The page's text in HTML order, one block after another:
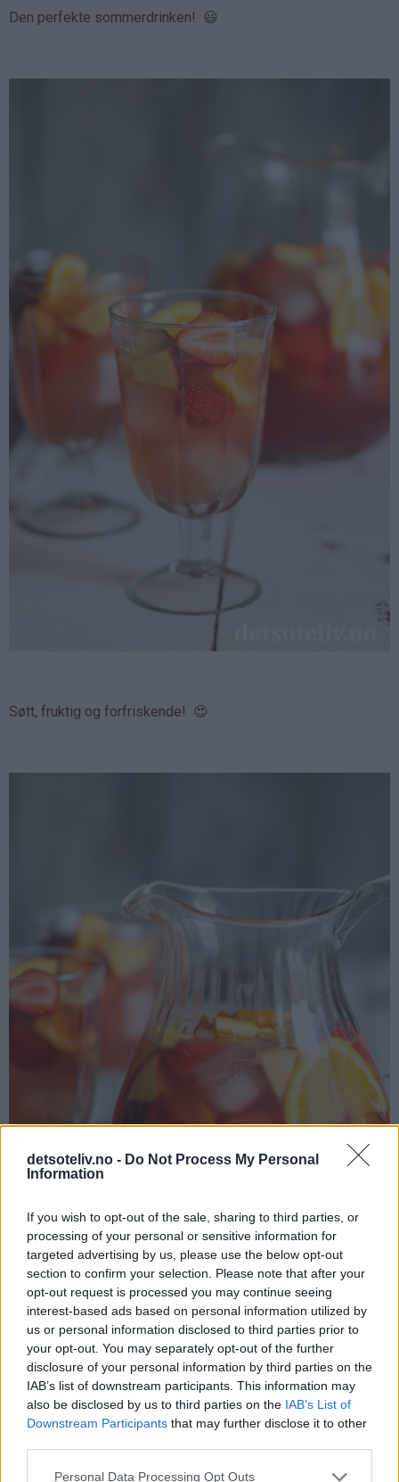
detsoteliv.no - Do Not Process My Personal
Information
If you wish to opt-out of the sale, sharing to third parties, or
processing of your personal or sensitive information for
targeted advertising by us, please use the below opt-out
section to confirm your selection. Please note that after your
opt-out request is processed you may continue seeing
interest-based ads based on personal information utilized by
us or personal information disclosed to third parties prior to
your opt-out. You may separately opt-out of the further
disclosure of your personal information by third parties on the
IAB’s list of downstream participants. This information may
also be disclosed by us to third parties on the IAB’s List of
Downstream Participants that may further disclose it to other
Personal Data Processing Opt Outs
Den perfekte sommerdrinken! 😃
Søtt, fruktig og forfriskende! 😍